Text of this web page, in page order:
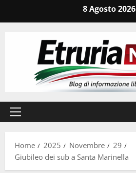
8 Agosto 2026
Menu
Home
2025 Novembre
29
Giubileo dei sub a Santa Marinella